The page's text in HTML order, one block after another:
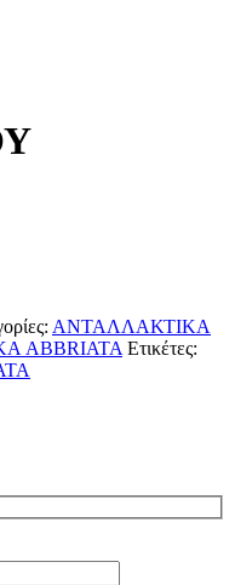
ΑΝΤΑΛΛΑΚΤΙΚΑ
ABBRIATA Ετικέτες: